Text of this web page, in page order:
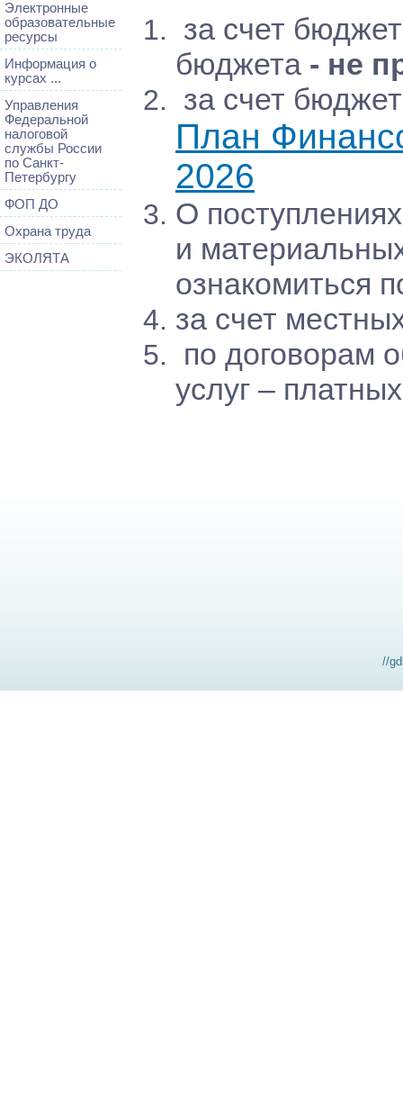
Электронные
образовательные
ресурсы
Информация о
курсах ...
Управления
Федеральной
налоговой
службы России
по Санкт-
Петербургу
ФОП ДО
Охрана труда
ЭКОЛЯТА
за счет
бюджета - не
за счет
План
2026
О
и
ознакомиться
за счет
по договорам
услуг –
//